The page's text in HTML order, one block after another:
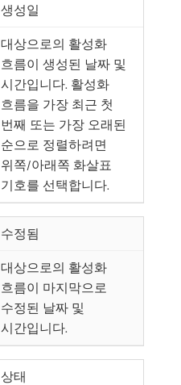
생성일
대상으로의 활성화
흐름이 생성된 날짜 및
시간입니다. 활성화
흐름을 가장 최근 첫
번째 또는 가장 오래된
순으로 정렬하려면
위쪽/아래쪽 화살표
기호를 선택합니다.
수정됨
대상으로의 활성화
흐름이 마지막으로
수정된 날짜 및
시간입니다.
상태